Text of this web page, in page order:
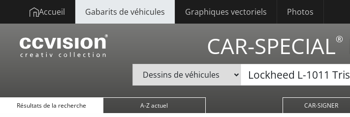
Accueil Gabarits de véhicules Graphiques vectoriels Photos
CAR-SPECIAL®
Résultats de la recherche A-Z actuel CAR-SIGNER